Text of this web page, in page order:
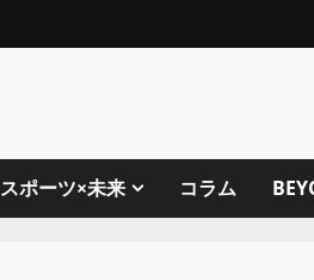
スポーツ×未来 コラム